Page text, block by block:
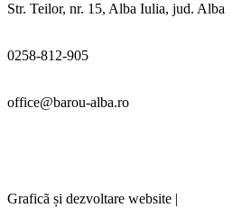
Str. Teilor, nr. 15, Alba Iulia, jud. Alba
0258-812-905
office@barou-alba.ro
Graficã și dezvoltare website |